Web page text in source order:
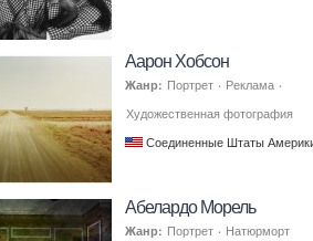
Аарон Хобсон
Жанр: Портрет · Реклама ·
Художественная фотография
Соединенные Штаты
Абелардо Морель
Жанр: Портрет · Натюрморт